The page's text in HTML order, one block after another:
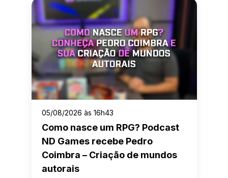
05/08/2026 às 16h43
Como nasce um RPG? Podcast
ND Games recebe Pedro
Coimbra – Criação de mundos
autorais